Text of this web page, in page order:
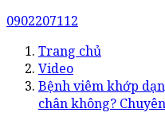
0902207112
Trang chủ
Video
Bệnh viêm khớp
chân không?